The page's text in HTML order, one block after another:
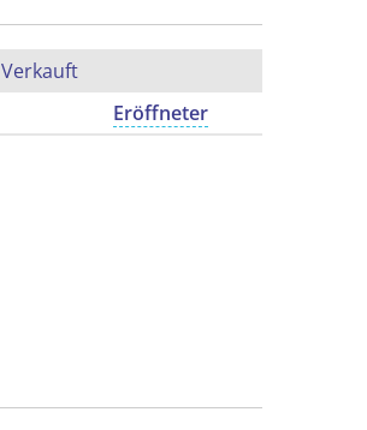
Verkauft
Eröffneter